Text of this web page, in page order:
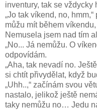
inventury, tak se vždycky
„Jo tak víkend, no,
můžu mít během
Nemusela jsem nad tím
„No... Já nemůžu. O
odpovídám.
„Aha, tak nevadí no.
si chtít přivydělat, když
„Uhh..,“ začínám svou
nastalo, jelikož ještě
taky nemůžu no… Jedu